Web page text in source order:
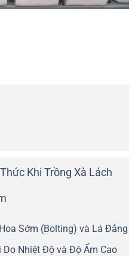
Khi Trồng Xà Lách
Sớm (Bolting) và Lá Đắng
Do Nhiệt Độ và Độ Ẩm Cao